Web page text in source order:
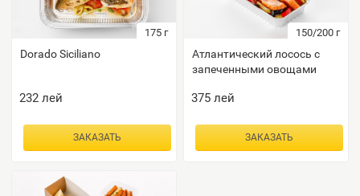
175 г
Dorado Siciliano
232лей
ЗАКАЗАТЬ
150/200 г
Атлантический лосось с
запеченными овощами
375лей
ЗАКАЗАТЬ